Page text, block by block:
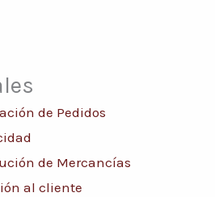
de Pedidos
de Mercancías
al cliente